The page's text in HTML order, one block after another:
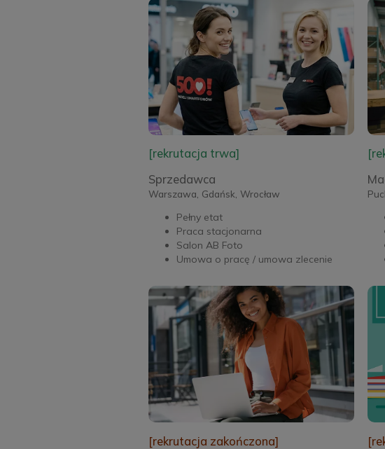
[rekrutacja trwa]
Sprzedawca
Warszawa, Gdańsk, Wrocław
Pełny etat
Praca stacjonarna
Salon AB Foto
Umowa o pracę / umowa zlecenie
[rekrutacja zakończona]